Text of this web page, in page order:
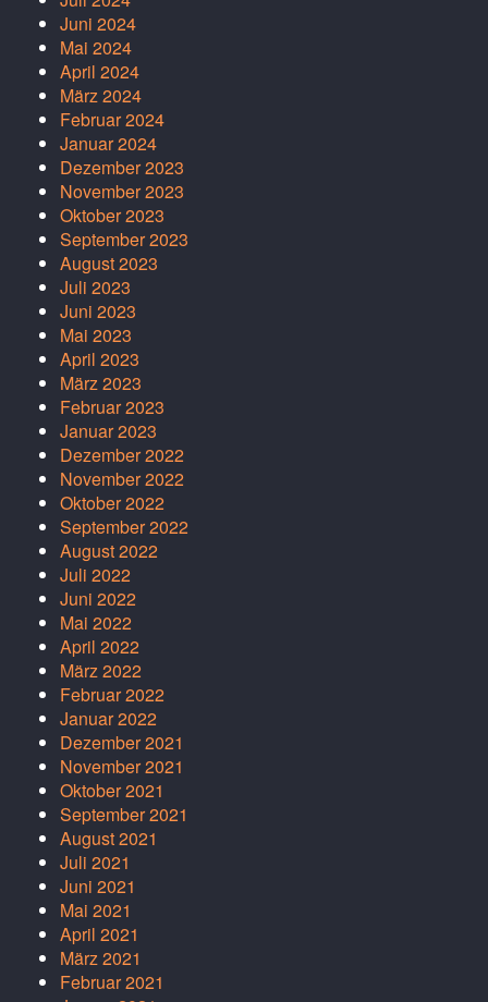
Juni 2024
Mai 2024
April 2024
März 2024
Februar 2024
Januar 2024
Dezember 2023
November 2023
Oktober 2023
September 2023
August 2023
Juli 2023
Juni 2023
Mai 2023
April 2023
März 2023
Februar 2023
Januar 2023
Dezember 2022
November 2022
Oktober 2022
September 2022
August 2022
Juli 2022
Juni 2022
Mai 2022
April 2022
März 2022
Februar 2022
Januar 2022
Dezember 2021
November 2021
Oktober 2021
September 2021
August 2021
Juli 2021
Juni 2021
Mai 2021
April 2021
März 2021
Februar 2021